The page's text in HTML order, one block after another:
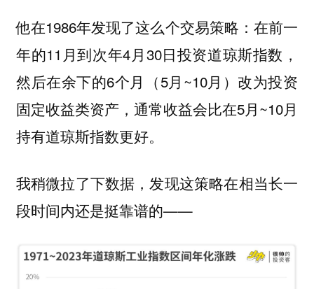
他在1986年发现了这么个交易策略：在前一
年的11月到次年4月30日投资道琼斯指数，
然后在余下的6个月（5月~10月）改为投资
固定收益类资产，通常收益会比在5月~10月
持有道琼斯指数更好。
我稍微拉了下数据，发现这策略在相当长一
段时间内还是挺靠谱的——